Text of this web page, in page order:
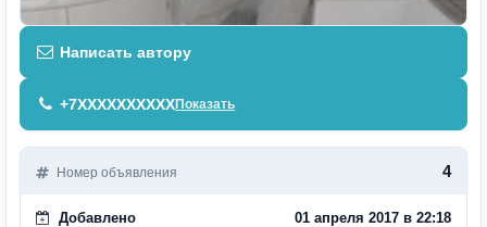
Написать автору
+7XXXXXXXXXXПоказать
Номер объявления 4
Добавлено 01 апреля 2017 в 22:18